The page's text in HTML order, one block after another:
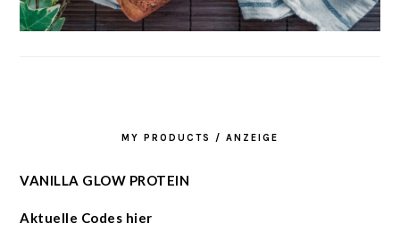
MY PRODUCTS / ANZEIGE
VANILLA GLOW PROTEIN
Aktuelle Codes hier